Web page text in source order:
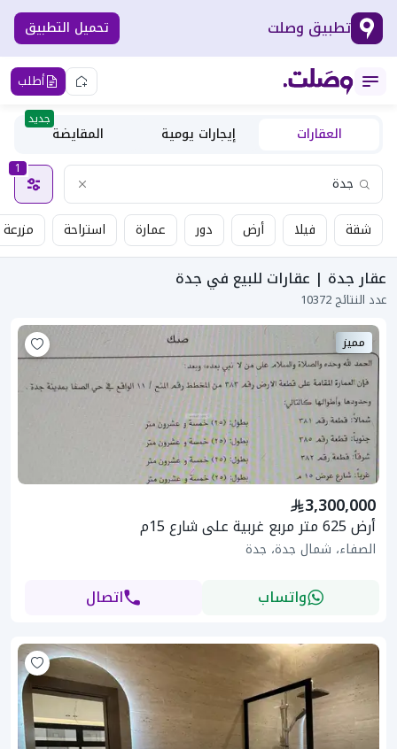
تطبيق وصلت تحميل التطبيق
أطلب
العقارات إيجارات يومية المقايضة
جديد
1
شقة فيلا أرض دور عمارة استراحة مزرعة
عقار جدة | عقارات للبيع في جدة
عدد النتائج 10372
مميز
3,300,000
أرض 625 متر مربع غربية على شارع 15م
الصفاء، شمال جدة، جدة
واتساب اتصال